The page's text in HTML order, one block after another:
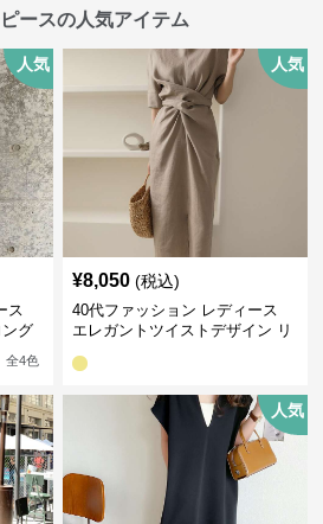
ースの人気アイテム
人気
ス
グ
全4色
人気
¥8,050 (税込)
40代ファッション レディース
エレガントツイストデザイン リ
人気